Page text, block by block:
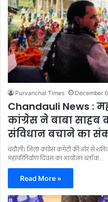
Purvanchal Times December
Chandauli News :
कांग्रेस ने बाबा
संविधान बचाने का
चंदौली। जिला कांग्रेस कमेटी की ओर से
महापरिनिर्वाण दिवस का आयोजन ब्लॉक…
Read More »